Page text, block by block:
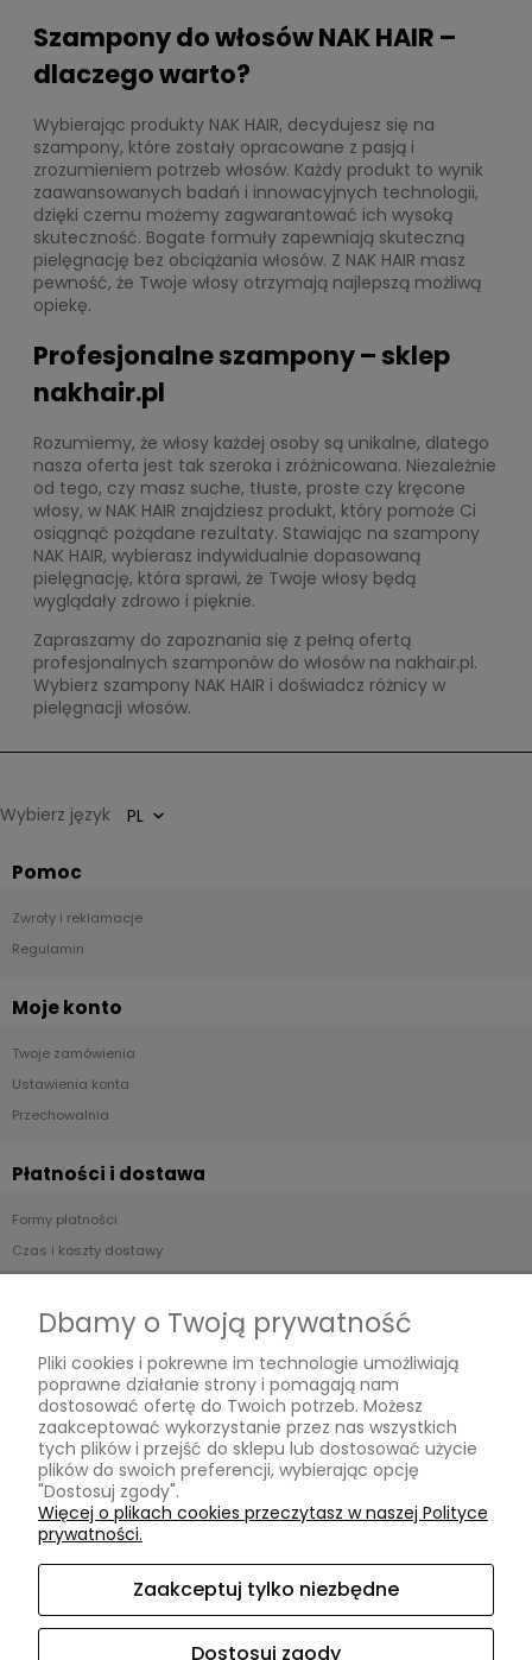
Szampony do włosów NAK HAIR –
dlaczego warto?
Wybierając produkty NAK HAIR, decydujesz się na
szampony, które zostały opracowane z pasją i
zrozumieniem potrzeb włosów. Każdy produkt to wynik
zaawansowanych badań i innowacyjnych technologii,
dzięki czemu możemy zagwarantować ich wysoką
skuteczność. Bogate formuły zapewniają skuteczną
pielęgnację bez obciążania włosów. Z NAK HAIR masz
pewność, że Twoje włosy otrzymają najlepszą możliwą
opiekę.
Profesjonalne szampony – sklep
nakhair.pl
Rozumiemy, że włosy każdej osoby są unikalne, dlatego
nasza oferta jest tak szeroka i zróżnicowana. Niezależnie
od tego, czy masz suche, tłuste, proste czy kręcone
włosy, w NAK HAIR znajdziesz produkt, który pomoże Ci
osiągnąć pożądane rezultaty. Stawiając na szampony
NAK HAIR, wybierasz indywidualnie dopasowaną
pielęgnację, która sprawi, że Twoje włosy będą
wyglądały zdrowo i pięknie.
Zapraszamy do zapoznania się z pełną ofertą
profesjonalnych szamponów do włosów na nakhair.pl.
Wybierz szampony NAK HAIR i doświadcz różnicy w
pielęgnacji włosów.
Wybierz język
Pomoc
Zwroty i reklamacje
Regulamin
Moje konto
Twoje zamówienia
Ustawienia konta
Przechowalnia
Płatności i dostawa
Formy płatności
Czas i koszty dostawy
Informacje
Polityka prywatności
O nas
Kontakt i dane firmy
O firmie
Uluru Sp. z o.o.| ul. Cybernetyki 19, 02-677 Warszawa, woj.
mazowieckie | E-mail:kontakt@nakhair.plTel.:784387365| NIP:
5213757190 REGON: 365895280
Dbamy o Twoją prywatność
Pliki cookies i pokrewne im technologie umożliwiają
poprawne działanie strony i pomagają nam
dostosować ofertę do Twoich potrzeb. Możesz
zaakceptować wykorzystanie przez nas wszystkich
tych plików i przejść do sklepu lub dostosować użycie
plików do swoich preferencji, wybierając opcję
"Dostosuj zgody".
Więcej o plikach cookies przeczytasz w naszej Polityce
prywatności.
Zaakceptuj tylko niezbędne
Dostosuj zgody